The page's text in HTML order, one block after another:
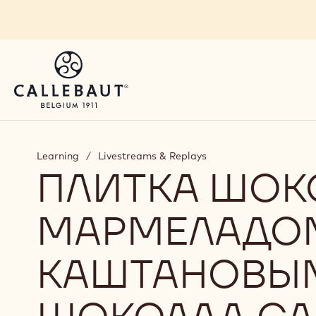
Learning / Livestreams & Replays
ПЛИТКА